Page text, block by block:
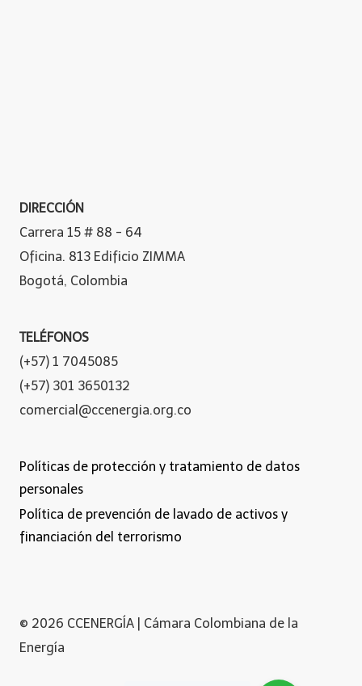
DIRECCIÓN
Carrera 15 # 88 - 64
Oficina. 813 Edificio ZIMMA
Bogotá, Colombia
TELÉFONOS
(+57) 1 7045085
(+57) 301 3650132
comercial@ccenergia.org.co
Políticas de protección y tratamiento de datos
personales
Política de prevención de lavado de activos y
financiación del terrorismo
© 2026 CCENERGÍA | Cámara Colombiana de la
Energía